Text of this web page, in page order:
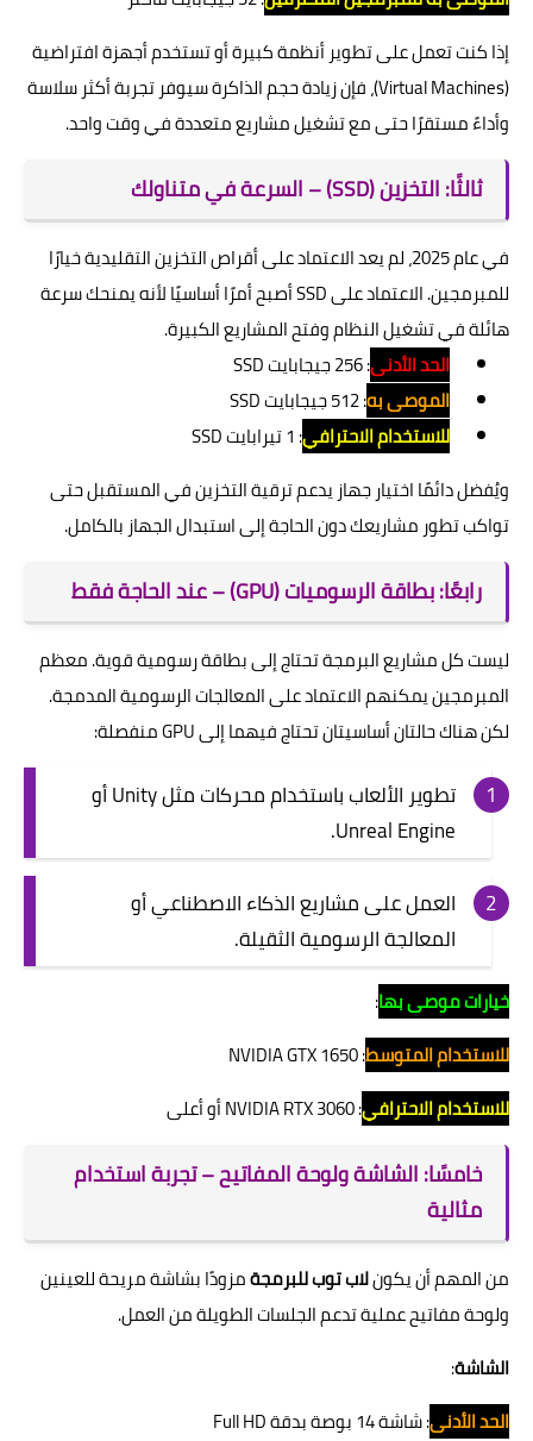
إذا كنت تعمل على تطوير أنظمة كبيرة أو تستخدم أجهزة افتراضية
(Virtual Machines)، فإن زيادة حجم الذاكرة سيوفر تجربة أكثر سلاسة
وأداءً مستقرًا حتى مع تشغيل مشاريع متعددة في وقت واحد.
ثالثًا: التخزين (SSD) – السرعة في متناولك
في عام 2025، لم يعد الاعتماد على أقراص التخزين التقليدية خيارًا
للمبرمجين. الاعتماد على SSD أصبح أمرًا أساسيًا لأنه يمنحك سرعة
هائلة في تشغيل النظام وفتح المشاريع الكبيرة.
الحد الأدنى: 256 جيجابايت SSD
الموصى به: 512 جيجابايت SSD
للاستخدام الاحترافي: 1 تيرابايت SSD
ويُفضل دائمًا اختيار جهاز يدعم ترقية التخزين في المستقبل حتى
تواكب تطور مشاريعك دون الحاجة إلى استبدال الجهاز بالكامل.
رابعًا: بطاقة الرسوميات (GPU) – عند الحاجة فقط
ليست كل مشاريع البرمجة تحتاج إلى بطاقة رسومية قوية. معظم
المبرمجين يمكنهم الاعتماد على المعالجات الرسومية المدمجة.
لكن هناك حالتان أساسيتان تحتاج فيهما إلى GPU منفصلة:
تطوير الألعاب باستخدام محركات مثل Unity أو
Unreal Engine.
العمل على مشاريع الذكاء الاصطناعي أو
المعالجة الرسومية الثقيلة.
خيارات موصى بها:
للاستخدام المتوسط: NVIDIA GTX 1650
للاستخدام الاحترافي: NVIDIA RTX 3060 أو أعلى
خامسًا: الشاشة ولوحة المفاتيح – تجربة استخدام
مثالية
من المهم أن يكونلاب توب للبرمجةمزودًا بشاشة مريحة للعينين
ولوحة مفاتيح عملية تدعم الجلسات الطويلة من العمل.
الشاشة:
الحد الأدنى: شاشة 14 بوصة بدقة Full HD